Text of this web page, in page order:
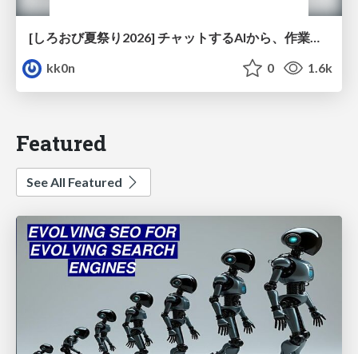
[しろおび夏祭り2026] チャットするAIから、作業するAIへ - 使われ方の変化と、その裏側で起きていること
kk0n
0 1.6k
Featured
See All Featured